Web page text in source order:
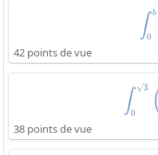
∫0
b
42 points de vue
∫0
3 (
38 points de vue